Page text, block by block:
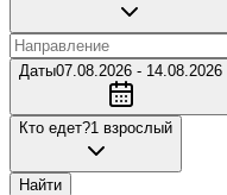
Даты07.08.2026 - 14.08.2026
Кто едет?1 взрослый
Найти